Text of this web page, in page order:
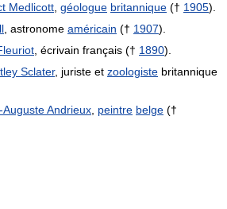
Medlicott géologue britannique († 1905).
, astronome américain († 1907).
, écrivain français († 1890).
Sclater, juriste et zoologiste britannique
Andrieux peintre belge (†